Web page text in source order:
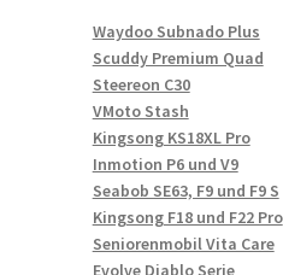
Waydoo Subnado Plus
Scuddy Premium Quad
Steereon C30
VMoto Stash
Kingsong KS18XL Pro
Inmotion P6 und V9
Seabob SE63, F9 und F9 S
Kingsong F18 und F22 Pro
Seniorenmobil Vita Care
Evolve Diablo Serie